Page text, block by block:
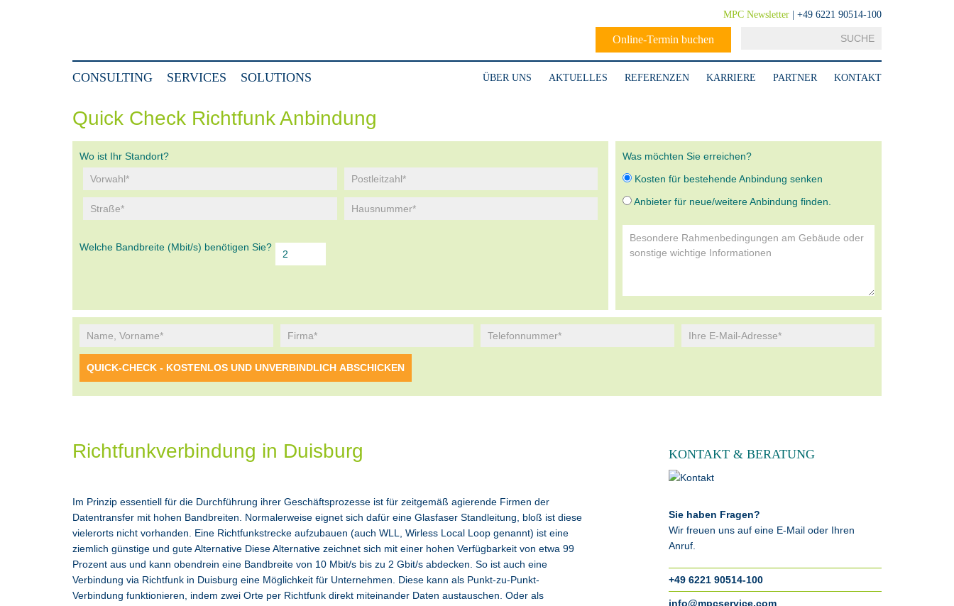
MPC Newsletter | +49 6221 90514-100
Online-Termin buchen
CONSULTING SERVICES SOLUTIONS ÜBER UNS AKTUELLES REFERENZEN KARRIERE PARTNER KONTAKT
Quick Check Richtfunk Anbindung
Wo ist Ihr Standort?
Welche Bandbreite (Mbit/s) benötigen Sie?
Was möchten Sie erreichen?
Kosten für bestehende Anbindung senken
Anbieter für neue/weitere Anbindung finden.
Richtfunkverbindung in Duisburg
Im Prinzip essentiell für die Durchführung ihrer Geschäftsprozesse ist für zeitgemäß agierende Firmen der
Datentransfer mit hohen Bandbreiten. Normalerweise eignet sich dafür eine Glasfaser Standleitung, bloß ist diese
vielerorts nicht vorhanden. Eine Richtfunkstrecke aufzubauen (auch WLL, Wirless Local Loop genannt) ist eine
ziemlich günstige und gute Alternative Diese Alternative zeichnet sich mit einer hohen Verfügbarkeit von etwa 99
Prozent aus und kann obendrein eine Bandbreite von 10 Mbit/s bis zu 2 Gbit/s abdecken. So ist auch eine
Verbindung via Richtfunk in Duisburg eine Möglichkeit für Unternehmen. Diese kann als Punkt-zu-Punkt-
Verbindung funktionieren, indem zwei Orte per Richtfunk direkt miteinander Daten austauschen. Oder als
KONTAKT & BERATUNG
Sie haben Fragen?
Wir freuen uns auf eine E-Mail oder Ihren
Anruf.
+49 6221 90514-100
info@mpcservice.com